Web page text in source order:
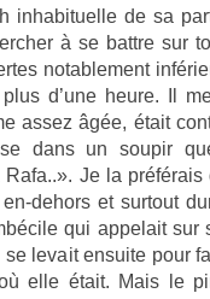
in­habituel­le de sa
à se battre sur
notab­le­ment
d’une heure. Il
assez âgée, était
dans un soupir
Je la
dehors et sur­tout
qui ap­pelait
se levait en­suite pour
elle était. Mais le